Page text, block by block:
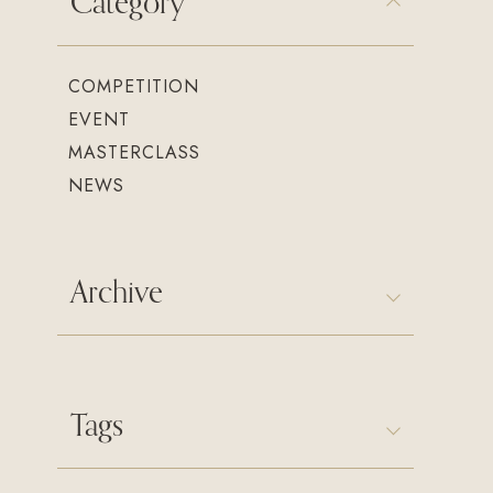
COMPETITION
EVENT
MASTERCLASS
NEWS
Archive
Tags